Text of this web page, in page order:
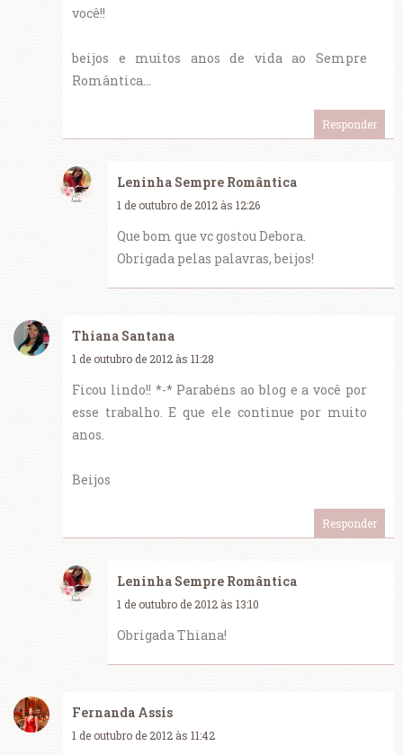
você!!
beijos e muitos anos de vida ao Sempre
Romântica...
Responder
Leninha Sempre Romântica
1 de outubro de 2012 às 12:26
Que bom que vc gostou Debora.
Obrigada pelas palavras, beijos!
Thiana Santana
1 de outubro de 2012 às 11:28
Ficou lindo!! *-* Parabéns ao blog e a você por
esse trabalho. E que ele continue por muito
anos.
Beijos
Responder
Leninha Sempre Romântica
1 de outubro de 2012 às 13:10
Obrigada Thiana!
Fernanda Assis
1 de outubro de 2012 às 11:42